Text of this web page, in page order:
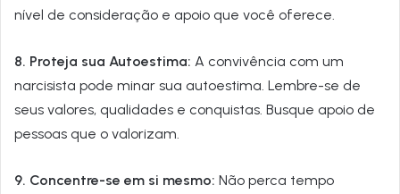
nível de consideração e apoio que você oferece.
8. Proteja sua Autoestima: A convivência com um
narcisista pode minar sua autoestima. Lembre-se de
seus valores, qualidades e conquistas. Busque apoio de
pessoas que o valorizam.
9. Concentre-se em si mesmo: Não perca tempo